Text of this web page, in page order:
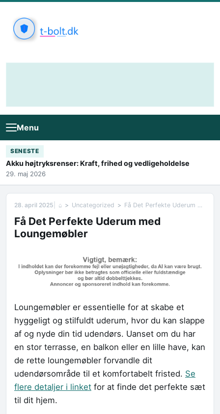
Menu
SENESTE
Akku højtryksrenser: Kraft, frihed og vedligeholdelse
29. maj 2026
28. april 2025 ⌂ Uncategorized Få Det Perfekte Uderum med Loungemøbler
Få Det Perfekte Uderum med
Loungemøbler
Loungemøbler er essentielle for at skabe et
hyggeligt og stilfuldt uderum, hvor du kan slappe
af og nyde din tid udendørs. Uanset om du har
en stor terrasse, en balkon eller en lille have, kan
de rette loungemøbler forvandle dit
udendørsområde til et komfortabelt fristed. Se
flere detaljer i linket for at finde det perfekte sæt
til dit hjem.